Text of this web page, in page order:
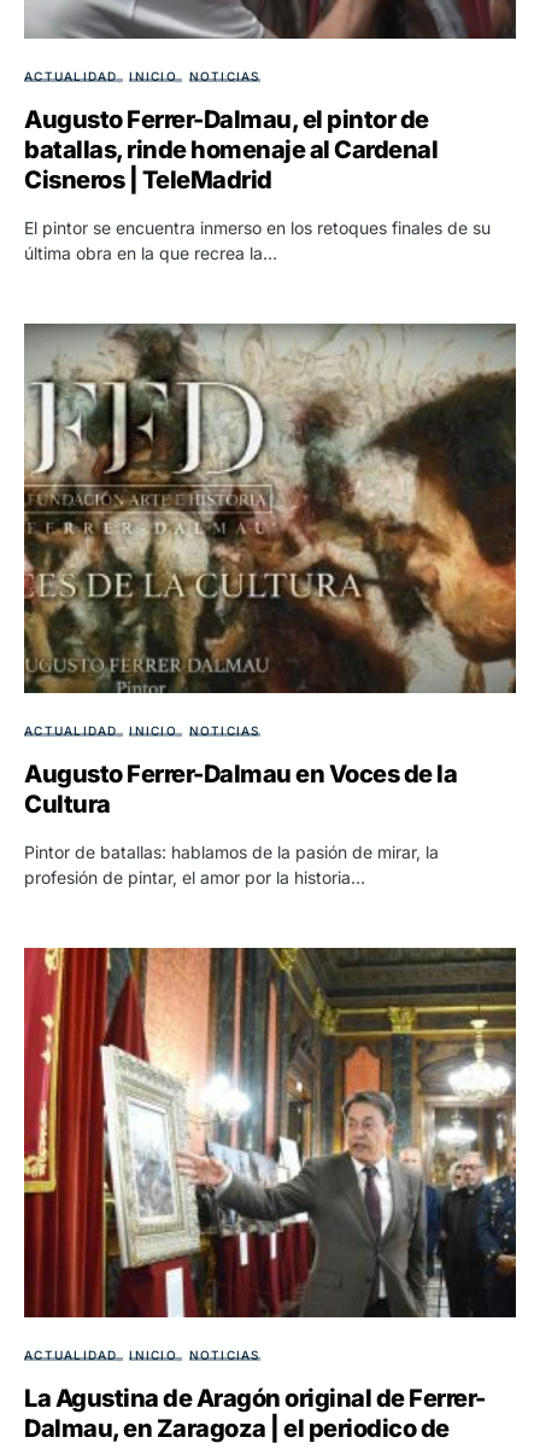
ACTUALIDAD INICIO NOTICIAS
Augusto Ferrer-Dalmau, el pintor de
batallas, rinde homenaje al Cardenal
Cisneros | TeleMadrid
El pintor se encuentra inmerso en los retoques finales de su
última obra en la que recrea la…
ACTUALIDAD INICIO NOTICIAS
Augusto Ferrer-Dalmau en Voces de la
Cultura
Pintor de batallas: hablamos de la pasión de mirar, la
profesión de pintar, el amor por la historia…
ACTUALIDAD INICIO NOTICIAS
La Agustina de Aragón original de Ferrer-
Dalmau, en Zaragoza | el periodico de